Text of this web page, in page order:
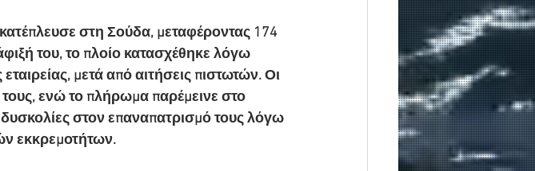
στη Σούδα, μεταφέροντας 174
του, το πλοίο κατασχέθηκε λόγω
μετά από αιτήσεις πιστωτών. Οι
ενώ το πλήρωμα παρέμεινε στο
δυσκολίες στον επαναπατρισμό τους λόγω
εκκρεμοτήτων.